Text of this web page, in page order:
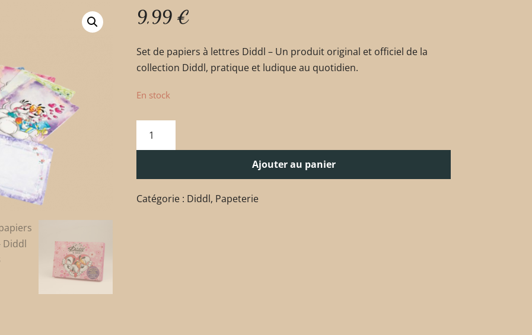
9,99 €
Set de papiers à lettres Diddl – Un produit original et officiel de la
collection Diddl, pratique et ludique au quotidien.
En stock
Ajouter au panier
Catégorie : Diddl, Papeterie